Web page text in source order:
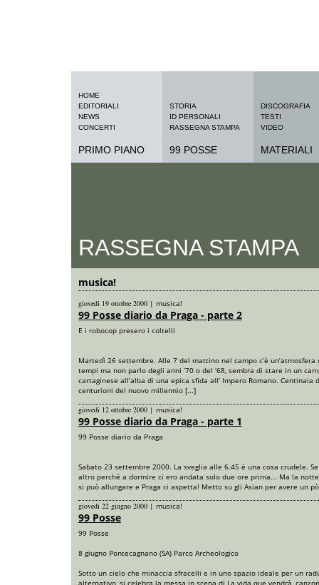
HOME
EDITORIALI
NEWS
CONCERTI
PRIMO PIANO
STORIA
ID PERSONALI
RASSEGNA STAMPA
99 POSSE
DISCOGRAFIA
TESTI
VIDEO
MATERIALI
RASSEGNA STAMPA
musica!
giovedi 19 ottobre 2000 | musica!
99 Posse diario da Praga - parte 2
E i robocop presero i coltelli
Martedì 26 settembre. Alle 7 del mattino nel campo c’è un’atmosfera
tempi ma non parlo degli anni ’70 o del ‘68, sembra di stare in un
cartaginese all’alba di una epica sfida all’ Impero Romano. Centinaia
centurioni del nuovo millennio [...]
giovedi 12 ottobre 2000 | musica!
99 Posse diario da Praga - parte 1
99 Posse diario da Praga
Sabato 23 settembre 2000. La sveglia alle 6.45 è una cosa crudele.
altro perché a dormire ci ero andata solo due ore prima... Ma la
si può allungare e Praga ci aspetta! Metto su gli Asian per avere un
giovedi 22 giugno 2000 | musica!
99 Posse
99 Posse
8 giugno Pontecagnano (SA) Parco Archeologico
Sotto un cielo che minaccia sfracelli e in uno spazio ideale per un
alternativo, si celebra la messa in scena di La vida que vendrà,